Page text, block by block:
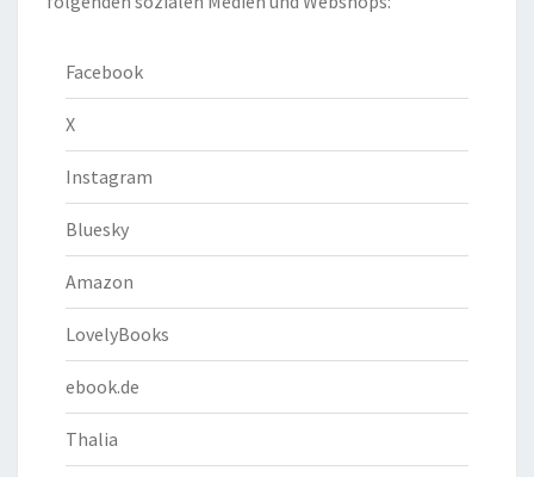
Facebook
X
Instagram
Bluesky
Amazon
LovelyBooks
ebook.de
Thalia